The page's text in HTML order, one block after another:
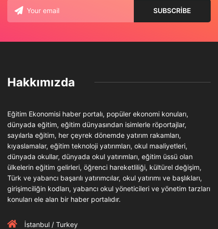
Hakkımızda
Eğitim Ekonomisi haber portalı, popüler ekonomi konuları,
dünyada eğitim, eğitim dünyasından isimlerle röportajlar,
sayılarla eğitim, her çeyrek dönemde yatırım rakamları,
kıyaslamalar, eğitim teknoloji yatırımları, okul maaliyetleri,
dünyada okullar, dünyada okul yatırımları, eğitim üssü olan
ülkelerin eğitim gelirleri, öğrenci hareketliliği, kültürel değişim,
Türk ve yabancı başarılı yatırımcılar, okul yatırımı ve başlıkları,
girişimciliğin kodları, yabancı okul yöneticileri ve yönetim tarzları
konuları ele alan bir haber portalıdır.
İstanbul / Turkey